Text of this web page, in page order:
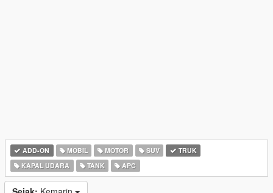
ADD-ON MOBIL MOTOR SUV
TRUK
KAPAL UDARA
TANK APC